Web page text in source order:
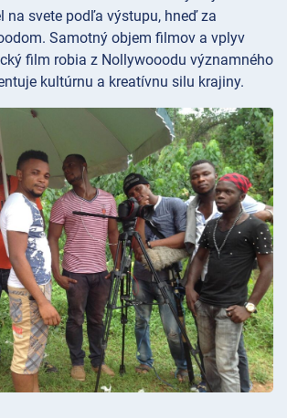
na svete podľa výstupu, hneď za
Samotný objem filmov a vplyv
film robia z Nollywooodu významného
kultúrnu a kreatívnu silu krajiny.